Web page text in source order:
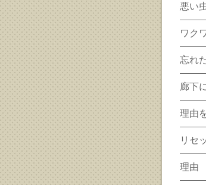
悪い
ワク
忘れ
廊下
理由
リセ
理由